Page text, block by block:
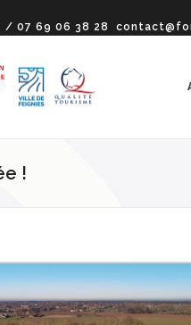
/ 07 69 06 38 28
!